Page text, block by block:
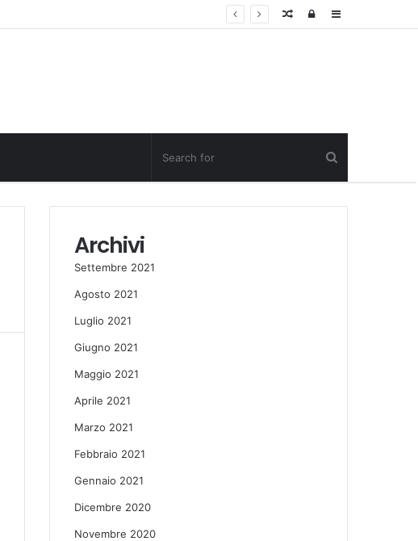
Sidebar
Log
Random
Archivi
Settembre 2021
Agosto 2021
Luglio 2021
Giugno 2021
Maggio 2021
Aprile 2021
Marzo 2021
Febbraio 2021
Gennaio 2021
Dicembre 2020
Novembre 2020